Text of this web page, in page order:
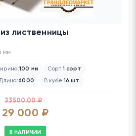
лиственницы
мм
100 мм Сорт:1 сорт
Длина:6000 В кубе:16 шт
33500.00 ₽
29 000 ₽
В НАЛИЧИИ